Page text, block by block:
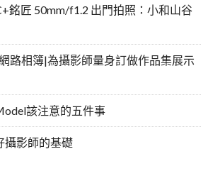
銘匠 50mm/f1.2 出門拍照：小和山谷
路相簿|為攝影師量身訂做作品集展示
該注意的五件事
攝影師的基礎